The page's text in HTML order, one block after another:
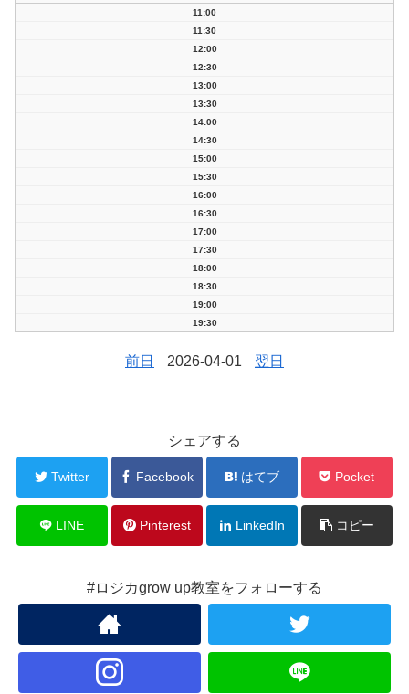
11:00
11:30
12:00
12:30
13:00
13:30
14:00
14:30
15:00
15:30
16:00
16:30
17:00
17:30
18:00
18:30
19:00
19:30
前日 2026-04-01 翌日
シェアする
Twitter Facebook はてブ Pocket
LINE Pinterest LinkedIn コピー
#ロジカgrow up教室をフォローする